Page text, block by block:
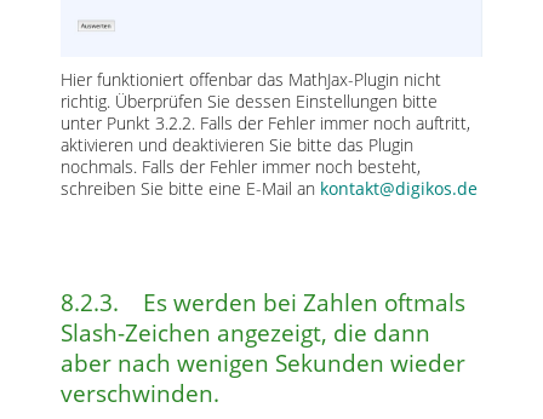
Hier funktioniert offenbar das MathJax-Plugin nicht
richtig. Überprüfen Sie dessen Einstellungen bitte
unter Punkt 3.2.2. Falls der Fehler immer noch auftritt,
aktivieren und deaktivieren Sie bitte das Plugin
nochmals. Falls der Fehler immer noch besteht,
schreiben Sie bitte eine E-Mail an kontakt@digikos.de
8.2.3. Es werden bei Zahlen oftmals
Slash-Zeichen angezeigt, die dann
aber nach wenigen Sekunden wieder
verschwinden.